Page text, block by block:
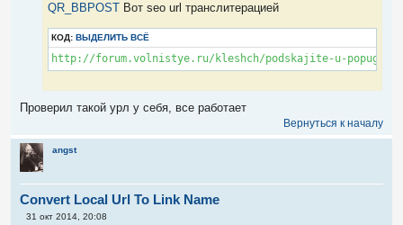
QR_BBPOST Вот seo url транслитерацией
КОД: ВЫДЕЛИТЬ ВСЁ
http://forum.volnistye.ru/kleshch/podskajite-u-
Проверил такой урл у себя, все работает
Вернуться к началу
angst
Convert Local Url To Link Name
С
31 окт 2014, 20:08